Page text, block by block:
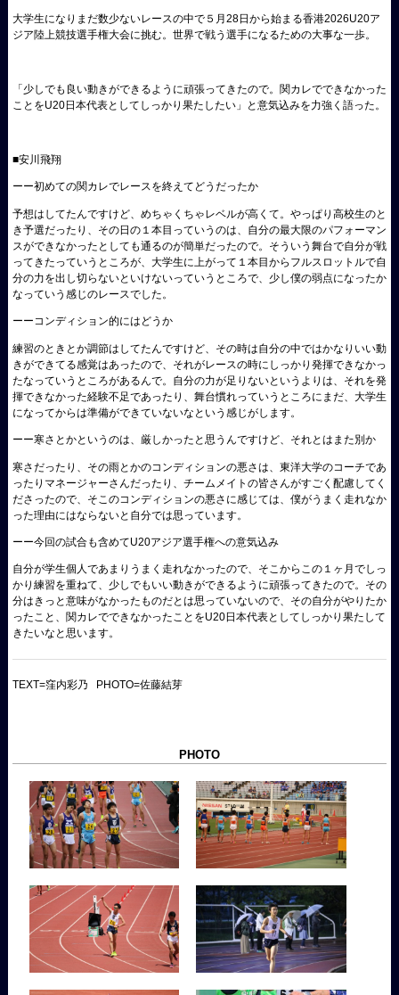
大学生になりまだ数少ないレースの中で５月28日から始まる香港2026U20ア
ジア陸上競技選手権大会に挑む。世界で戦う選手になるための大事な一歩。
「少しでも良い動きができるように頑張ってきたので。関カレでできなかった
ことをU20日本代表としてしっかり果たしたい」と意気込みを力強く語った。
■安川飛翔
ーー初めての関カレでレースを終えてどうだったか
予想はしてたんですけど、めちゃくちゃレベルが高くて。やっぱり高校生のと
き予選だったり、その日の１本目っていうのは、自分の最大限のパフォーマン
スができなかったとしても通るのが簡単だったので。そういう舞台で自分が戦
ってきたっていうところが、大学生に上がって１本目からフルスロットルで自
分の力を出し切らないといけないっていうところで、少し僕の弱点になったか
なっていう感じのレースでした。
ーーコンディション的にはどうか
練習のときとか調節はしてたんですけど、その時は自分の中ではかなりいい動
きができてる感覚はあったので、それがレースの時にしっかり発揮できなかっ
たなっていうところがあるんで。自分の力が足りないというよりは、それを発
揮できなかった経験不足であったり、舞台慣れっていうところにまだ、大学生
になってからは準備ができていないなという感じがします。
ーー寒さとかというのは、厳しかったと思うんですけど、それとはまた別か
寒さだったり、その雨とかのコンディションの悪さは、東洋大学のコーチであ
ったりマネージャーさんだったり、チームメイトの皆さんがすごく配慮してく
ださったので、そこのコンディションの悪さに感じては、僕がうまく走れなか
った理由にはならないと自分では思っています。
ーー今回の試合も含めてU20アジア選手権への意気込み
自分が学生個人であまりうまく走れなかったので、そこからこの１ヶ月でしっ
かり練習を重ねて、少しでもいい動きができるように頑張ってきたので。その
分はきっと意味がなかったものだとは思っていないので、その自分がやりたか
ったこと、関カレでできなかったことをU20日本代表としてしっかり果たして
きたいなと思います。
TEXT=窪内彩乃 PHOTO=佐藤結芽
PHOTO